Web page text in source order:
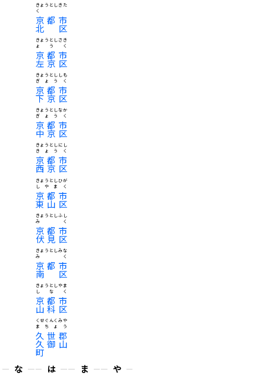
京都市
北区
きょうとしきた
く
京都市
左京区
きょうとしさき
ょうく
京都市
下京区
きょうとししも
ぎょうく
京都市
中京区
きょうとしなか
ぎょうく
京都市
西京区
きょうとしにし
きょうく
京都市
東山区
きょうとしひが
しやまく
京都市
伏見区
きょうとしふし
みく
京都市
南区
きょうとしみな
みく
京都市
山科区
きょうとしやま
しなく
久世郡
久御山
町
くせぐんくみや
まちょう
な
は
ま
や